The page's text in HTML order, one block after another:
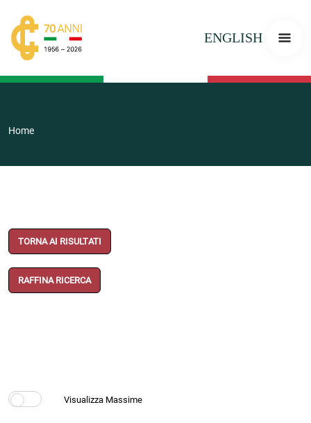
ENGLISH
Home
TORNA AI RISULTATI
RAFFINA RICERCA